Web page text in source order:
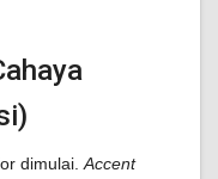
dimulai. Accent